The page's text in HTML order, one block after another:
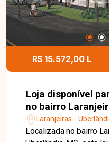
R$ 15.572,00 L
Loja disponível
no bairro
MG.Laranjeiras -
Localizada no bairro